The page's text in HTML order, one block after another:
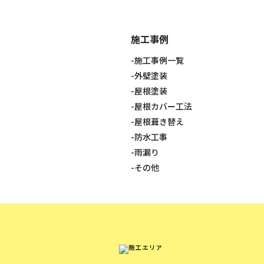
施工事例
施工事例一覧
外壁塗装
屋根塗装
屋根カバー工法
屋根葺き替え
防水工事
雨漏り
その他